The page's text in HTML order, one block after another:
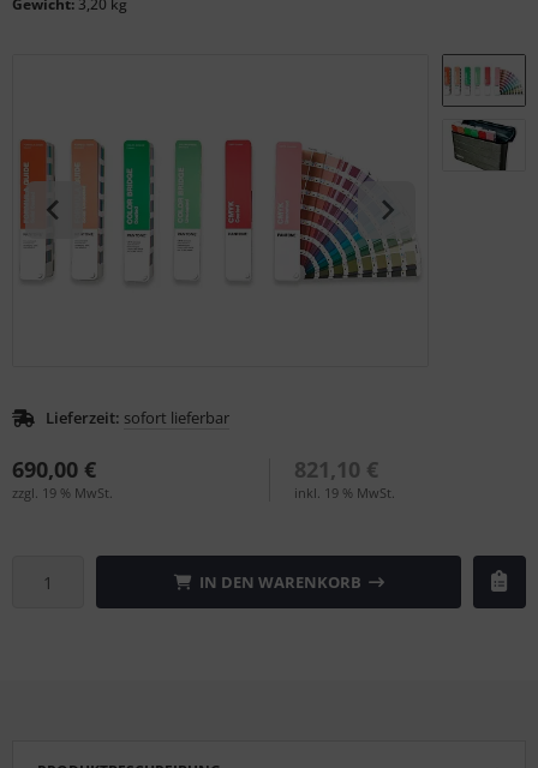
Gewicht: 3,20 kg
Lieferzeit: sofort lieferbar
690,00 €
zzgl. 19 % MwSt.
821,10 €
inkl. 19 % MwSt.
IN DEN WARENKORB
(Natural Colour System)
GmbH
/ Fogra